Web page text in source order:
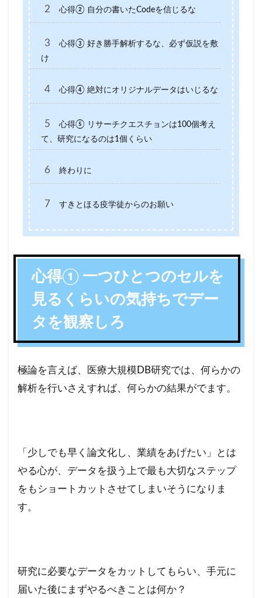
2 心得② 自分の書いたCodeを信じるな
3
心得③ 好き勝手解析するな、必ず仮説を敷
け
4 心得④ 絶対にオリジナルデータはいじるな
5
心得⑤ リサーチクエスチョンは100個考え
て、研究になるのは1個くらい
6 終わりに
7 すきとほる疫学徒からのお願い
心得① 一つひとつのセルを
見るくらいの気持ちでデー
タを観察しろ
極論を言えば、医療大規模DB研究では、何らかの
解析を行いさえすれば、何らかの結果がでます。
「少しでも早く論文化し、業績をあげたい」とは
やる心が、データを扱う上で最も大切なステップ
をもショートカットさせてしまいそうになりま
す。
研究に必要なデータをカットしてもらい、手元に
届いた後にまずやるべきことは何か？